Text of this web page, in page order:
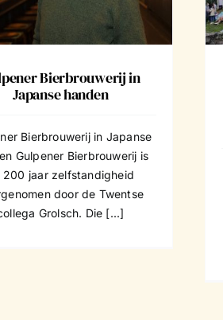
Bierbrouwerij in
Japanse handen
Bierbrouwerij in Japanse
Gulpener Bierbrouwerij is
200 jaar zelfstandigheid
door de Twentse
Grolsch. Die [...]
𝘃𝗮𝗻 𝗠𝗮𝗮𝘀𝘁𝗿𝗶𝗰𝗵𝘁